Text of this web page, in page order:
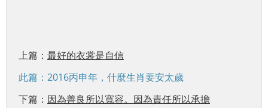
上篇： 最好的衣裳是自信
此篇：2016丙申年，什麼生肖要安太歲
下篇： 因為善良所以寬容。因為責任所以承擔